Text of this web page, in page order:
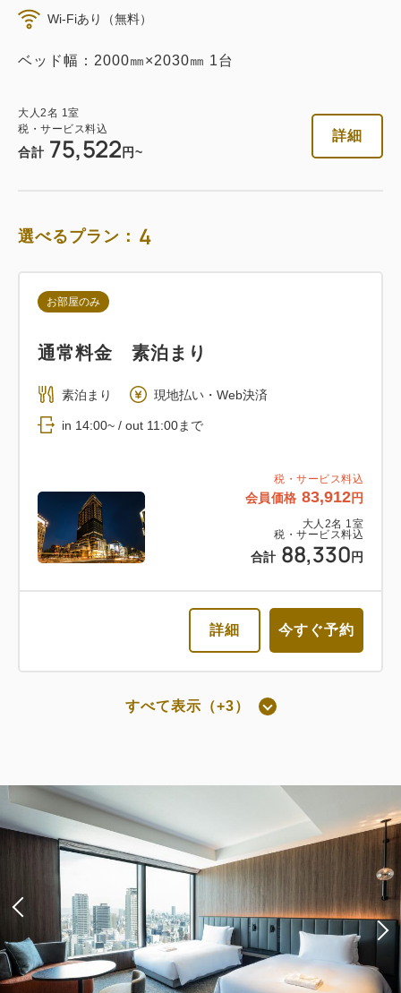
53,796円
in 14:00~ / out 11:00まで
詳細 今すぐ予約
税・サービス料込
61,016
税・サービス料込
64,228円
返金不可 朝食付き
in 14:00~ / out 11:00まで
詳細
Wi-Fiあり（無料）
ベッド幅：2000㎜×2030㎜ 1台
大人2名 1室
税・サービス料込
合計 75,522 円~
詳細
選べるプラン： 4
税・サービス料込
会員価格 83,912円
大人 2名 1室
税・サービス料込
合計 88,330 円
お部屋のみ
通常料金 素泊まり
素泊まり 現地払い・Web決済
in 14:00~ / out 11:00まで
詳細 今すぐ予約
会員価格 91,132円
名1室
税・サービス料込
95,930円
朝食 現地払い・Web決済
in 14:00~ / out 11:00まで
すべて表示（+3）